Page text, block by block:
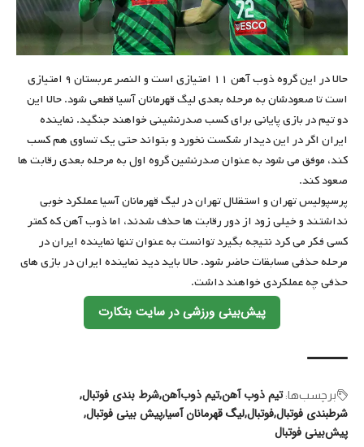
حالا در این گروه ذوب آهن ۱۱ امتیازی است و النصر عربستان ۹ امتیازی
است تا صعودشان به مرحله بعدی لیگ قهرمانان آسیا قطعی شود. حالا این
دو تیم در بازی پایانی برای کسب صدرنشینی خواهند جنگید. نماینده
ایران اگر در این دیدار شکست نخورد و بتواند حتی یک تساوی هم کسب
کند، موفق می شود به عنوان صدرنشین گروه اول به مرحله بعدی رقابت ها
صعود کند.
پرسپولیس تهران و استقلال تهران در لیگ قهرمانان آسیا عملکرد خوبی
نداشتند و خیلی زود از دور رقابت ها حذف شدند، اما ذوب آهن که کمتر
کسی فکر می کرد نتیجه بگیرد توانست به عنوان تنها نماینده ایران در
مرحله حذفی مسابقات حاضر شود. حالا باید دید نماینده ایران در بازی های
حذفی چه عملکردی خواهند داشت.
پیش‌بینی ورزشی در سایت بتکارت
برچسب‌‌ها: تیم ذوب آهنتیم ذوب‌آهنشرط بندی فوتبال
شرطبندی فوتبالفوتباللیگ قهرمانان آسیاپیش بینی فوتبال
پیش‌بینی فوتبال